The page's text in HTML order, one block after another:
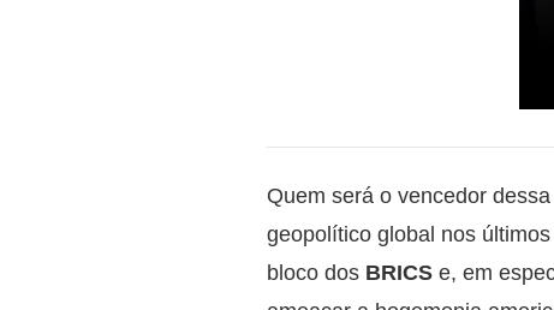
Quem será o vencedor
geopolítico global nos
bloco dos BRICS e, em